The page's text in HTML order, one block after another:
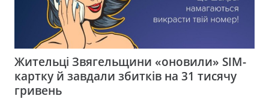
Жительці Звягельщини «оновили» SIM-
картку й завдали збитків на 31 тисячу
гривень